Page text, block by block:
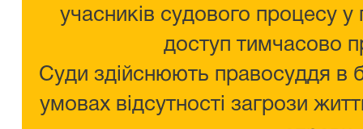
учасників судового процесу у
доступ тимчасово
Суди здійснюють правосуддя в
умовах відсутності загрози